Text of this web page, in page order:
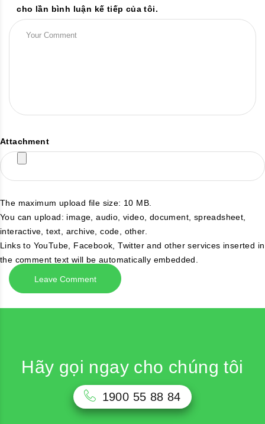
cho lần bình luận kế tiếp của tôi.
Attachment
The maximum upload file size: 10 MB.
You can upload: image ,audio ,video document spreadsheet
interactive ,text archive ,code other.
Links to YouTube, Facebook, Twitter and other services inserted in
the comment text will be automatically embedded.
Hãy gọi ngay cho chúng tôi
1900 55 88 84